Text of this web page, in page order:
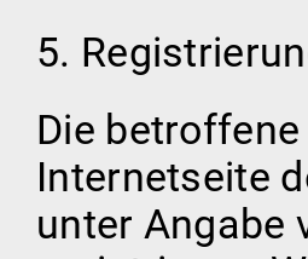
5.
Die
Internetseite
unter Angabe